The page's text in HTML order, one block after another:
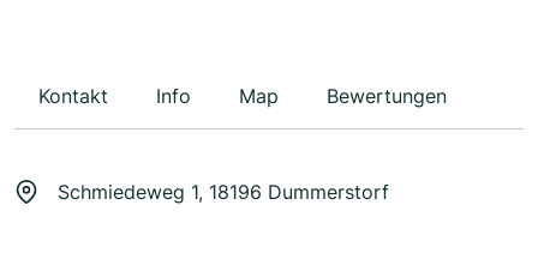
Kontakt Info Map Bewertungen
Schmiedeweg 1, 18196 Dummerstorf